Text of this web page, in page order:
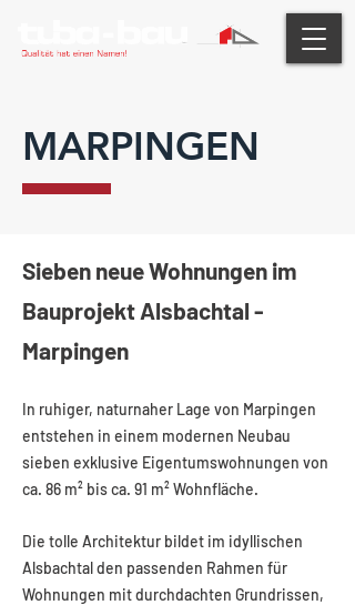
MARPINGEN
Sieben neue Wohnungen im
Bauprojekt Alsbachtal -
Marpingen
In ruhiger, naturnaher Lage von Marpingen
entstehen in einem modernen Neubau
sieben exklusive Eigentumswohnungen von
ca. 86 m² bis ca. 91 m² Wohnfläche.
Die tolle Architektur bildet im idyllischen
Alsbachtal den passenden Rahmen für
Wohnungen mit durchdachten Grundrissen,